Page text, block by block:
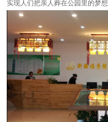
实现人们把亲人葬在公园里的梦想